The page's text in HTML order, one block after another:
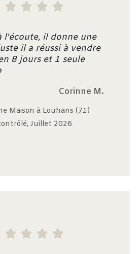
   
l'écoute, il donne une
il a réussi à vendre
8 jours et 1 seule
Corinne M.
Maison à Louhans (71)
Juillet 2026
   